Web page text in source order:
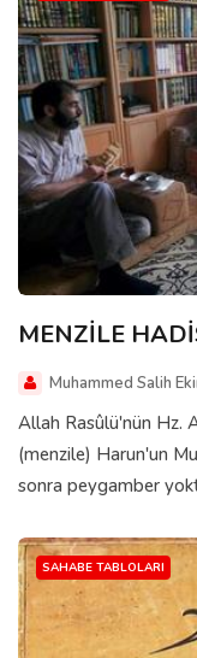
MENZİLE
Muhammed Salih
Allah Rasûlü'nün Hz.
(menzile) Harun'un
sonra peygamber
SAHABE TABLOLARI